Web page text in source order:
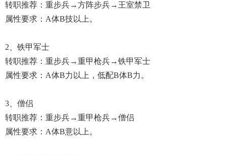
转职推荐：重步兵→方阵步兵→王室禁卫
属性要求：A体B技以上。
2、铁甲军士
转职推荐：重步兵→重甲枪兵→铁甲军士
属性要求：A体B力以上，低配B体B力。
3、僧侣
转职推荐：重步兵→重甲枪兵→僧侣
属性要求：A体B意以上。